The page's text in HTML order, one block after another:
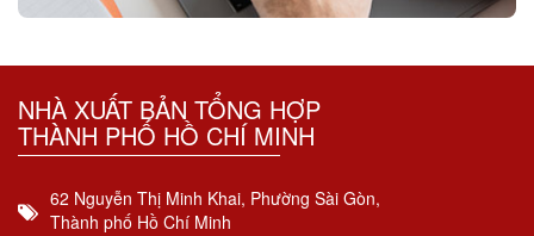
NHÀ XUẤT BẢN TỔNG HỢP
THÀNH PHỐ HỒ CHÍ MINH
62 Nguyễn Thị Minh Khai, Phường Sài Gòn,
Thành phố Hồ Chí Minh